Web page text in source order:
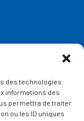
des technologies
informations des
permettra de traiter
ou les ID uniques